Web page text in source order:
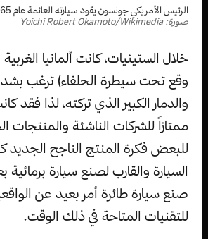
الرئيس الأمريكي جونسون يقود سيارته العائمة عام 1965.
صورة: Yoichi Robert Okamoto/Wikimedia
خلال الستينيات، كانت ألمانيا
وقع تحت سيطرة الحلفاء) ترغب
والدمار الكبير الذي تركته، لذا فقد
ممتازاً للشركات الناشئة والمنتجات
للبعض فكرة المنتج الناجح الجديد
السيارة والقارب لصنع سيارة برمائية
صنع سيارة طائرة أمر بعيد عن
للتقنيات المتاحة في ذلك الوقت.